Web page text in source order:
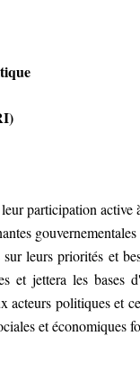
participation
leurs priorités et
et jettera les bases
acteurs politiques et
et économiques